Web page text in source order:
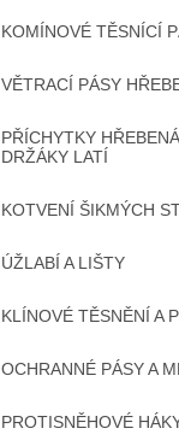
KOMÍNOVÉ TĚSNÍCÍ
VĚTRACÍ PÁSY
PŘÍCHYTKY
DRŽÁKY LATÍ
KOTVENÍ ŠIKMÝCH
ÚŽLABÍ A LIŠTY
KLÍNOVÉ TĚSNĚNÍ A
OCHRANNÉ PÁSY A
PROTISNĚHOVÉ